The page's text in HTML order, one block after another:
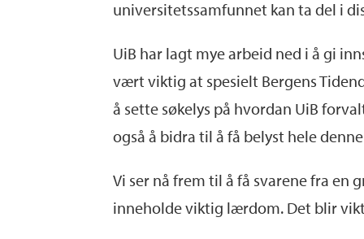
universitetssamfunnet kan ta del i
UiB har lagt mye arbeid ned i å gi
vært viktig at spesielt Bergens
å sette søkelys på hvordan UiB
også å bidra til å få belyst hele
Vi ser nå frem til å få svarene fra en
inneholde viktig lærdom. Det blir